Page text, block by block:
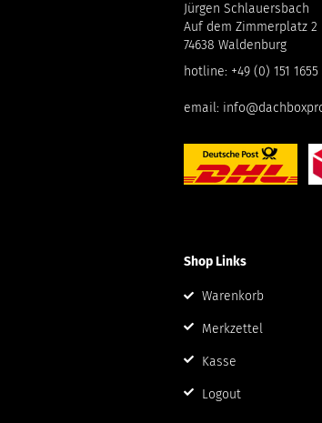
Jürgen Schlauersbach
Auf dem Zimmerplatz 2
74638 Waldenburg
hotline: +49 (0) 151 1655
email:
Shop Links
Warenkorb
Merkzettel
Kasse
Logout